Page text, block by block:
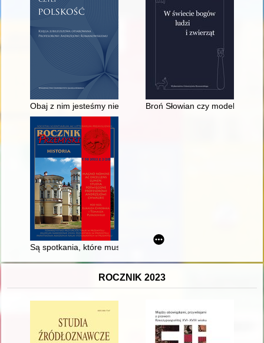
Obaj z nim jesteśmy niepopularni" : Michał Römer o Józefie
Broń Słowian czy modelowy
Są spotkania, które muszą się zdarzyć : profesorowi
ROCZNIK 2023